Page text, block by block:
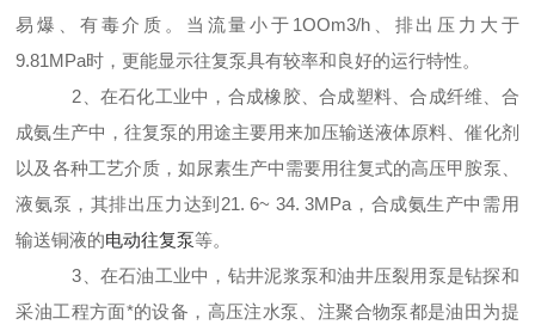
易爆、有毒介质。当流量小于1OOm3/h、排出压 力大于
9.81MPa时，更能显示往复泵具有较率和良好的运行特性。
2、在石化工业中，合成橡胶、合成塑料、合成纤维、合
成氨生产中，往复泵的用途主要用来加压输送液体原料、催化剂
以及各种工艺介质，如尿素生产中需要用往复式的高压甲胺泵、
液氨泵，其排出压力达到 21. 6~ 34. 3MPa，合成氨生产中需用
输送铜液的电动往复泵等。
3、在石油工业中，钻井泥浆泵和油井压裂用泵是钻探和
采油工程方面*的设备，高压注水泵、注聚合物泵都是油田为提